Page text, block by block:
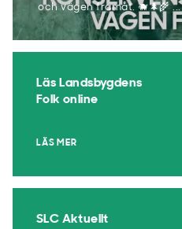
och vägen framåt. 🐗🌲🌾 ...
Läs Landsbygdens
Folk online
LÄS MER
SLC Aktuellt